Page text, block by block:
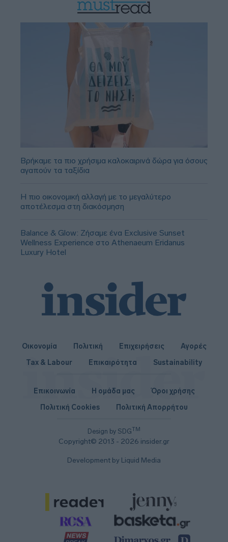
Βρήκαμε τα πιο χρήσιμα καλοκαιρινά δώρα για όσους
αγαπούν τα ταξίδια
Η πιο οικονομική αλλαγή με το μεγαλύτερο
αποτέλεσμα στη διακόσμηση
Balance & Glow: Ζήσαμε ένα Exclusive Sunset
Wellness Experience στο Athenaeum Eridanus
Luxury Hotel
Οικονομία Πολιτική Επιχειρήσεις
Αγορές
Tax & Labour
Επικαιρότητα Sustainability
Design by SDGTM
Copyright© 2013 - 2026 insider.gr
Επικοινωνία Η ομάδα μας
Όροι χρήσης
Πολιτική Cookies
Πολιτική Απορρήτου
Development by Liquid Media